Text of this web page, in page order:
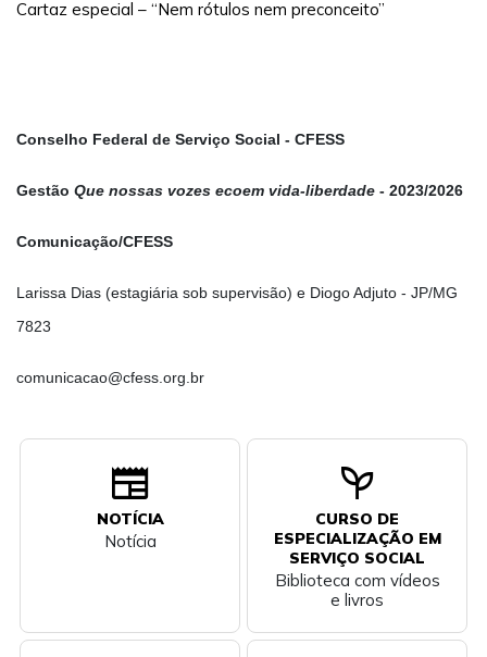
Cartaz especial – “Nem rótulos nem preconceito”
Conselho Federal de Serviço Social - CFESS
Gestão Que nossas vozes ecoem vida-liberdade - 2023/2026
Comunicação/CFESS
Larissa Dias (estagiária sob supervisão) e Diogo Adjuto - JP/MG
7823
comunicacao@cfess.org.br
newspaper
NOTÍCIA
Notícia
psychiatry
CURSO DE
ESPECIALIZAÇÃO EM
SERVIÇO SOCIAL
Biblioteca com vídeos
e livros